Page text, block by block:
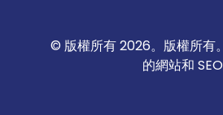
© 版權所有 2026。版權所有。
的網站和 SEO